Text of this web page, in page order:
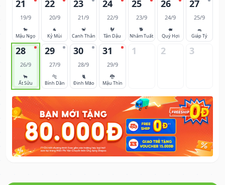
21
19/9
🐎
Mậu Ngọ
22
20/9
🐐
Kỷ Mùi
23
21/9
🐒
Canh Thân
24
22/9
🐓
Tân Dậu
25
23/9
🐕
Nhâm Tuất
26
24/9
🐖
Quý Hợi
27
25/9
🐀
Giáp Tý
28
26/9
🐂
Ất Sửu
29
27/9
🐅
Bính Dần
30
28/9
🐈
Đinh Mão
31
29/9
🐉
Mậu Thìn
1 2 3